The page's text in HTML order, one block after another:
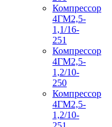
Компрессор
4ГМ2,5-
1,1/16-
251
Компрессор
4ГМ2,5-
1,2/10-
250
Компрессор
4ГМ2,5-
1,2/10-